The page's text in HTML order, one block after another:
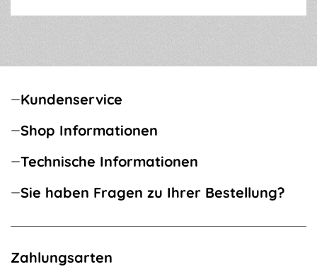
Kundenservice
Shop Informationen
Technische Informationen
Sie haben Fragen zu Ihrer Bestellung?
Zahlungsarten